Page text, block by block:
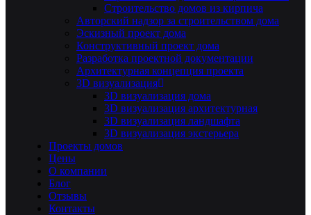
Строительство домов из кирпича
Авторский надзор за строительством дома
Эскизный проект дома
Конструктивный проект дома
Разработка проектной документации
Архитектурная концепция проекта
3D визуализация
3D визуализация дома
3D визуализация архитектурная
3D визуализация ландшафта
3D визуализация экстерьера
Проекты домов
Цены
О компании
Блог
Отзывы
Контакты